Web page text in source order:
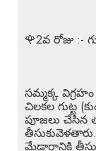
🌹2వ రోజు :-
సమ్మక్క
చిలకల గుట్ట
పూజలు చేసిన
మేడారానికి